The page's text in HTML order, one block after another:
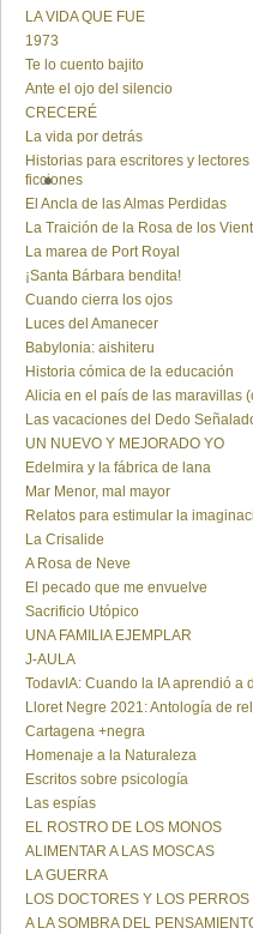
LA VIDA QUE FUE
1973
Te lo cuento bajito
Ante el ojo del silencio
CRECERÉ
La vida por detrás
Historias para escritores y
ficciones
El Ancla de las Almas Perdidas
La Traición de la Rosa de los
La marea de Port Royal
¡Santa Bárbara bendita!
Cuando cierra los ojos
Luces del Amanecer
Babylonia: aishiteru
Historia cómica de la educación
Alicia en el país de las maravillas
Las vacaciones del Dedo
UN NUEVO Y MEJORADO YO
Edelmira y la fábrica de lana
Mar Menor, mal mayor
Relatos para estimular la
La Crisalide
A Rosa de Neve
El pecado que me envuelve
Sacrificio Utópico
UNA FAMILIA EJEMPLAR
J-AULA
TodavIA: Cuando la IA aprendió a
Lloret Negre 2021: Antología de
Cartagena +negra
Homenaje a la Naturaleza
Escritos sobre psicología
Las espías
EL ROSTRO DE LOS MONOS
ALIMENTAR A LAS MOSCAS
LA GUERRA
LOS DOCTORES Y LOS PERROS
A LA SOMBRA DEL